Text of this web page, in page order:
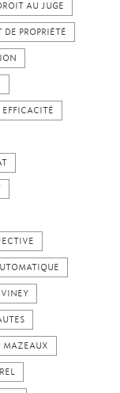
AU JUGE
DE PROPRIÉTÉ
EFFICACITÉ
MAZEAUX